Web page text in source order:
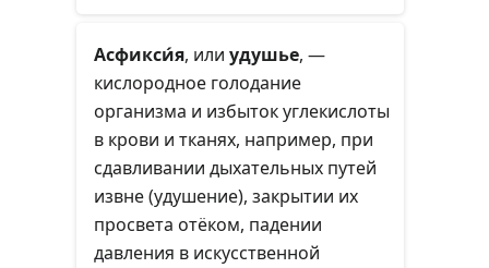
опорой мягким тканям, точкой
приложения мышц, вместилищем
и защитой внутренних органов.
Костная ткань скелета
развивается из мезенхимы.
Асфикси́я, или удушье, —
кислородное голодание
организма и избыток углекислоты
в крови и тканях, например, при
сдавливании дыхательных путей
извне (удушение), закрытии их
просвета отёком, падении
давления в искусственной